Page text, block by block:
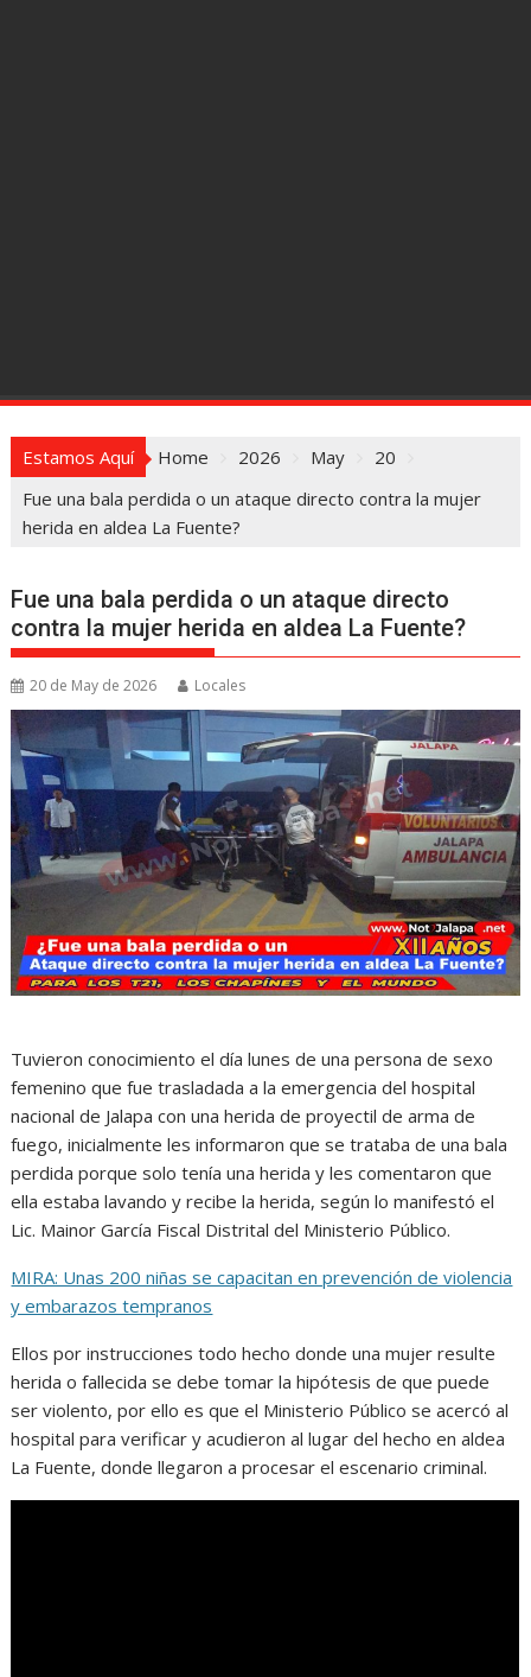
Estamos Aquí Home 2026 May
20
Fue una bala perdida o un ataque directo contra la mujer
herida en aldea La Fuente?
Fue una bala perdida o un ataque directo
contra la mujer herida en aldea La Fuente?
20 de May de 2026 Locales
Tuvieron conocimiento el día lunes de una persona de sexo
femenino que fue trasladada a la emergencia del hospital
nacional de Jalapa con una herida de proyectil de arma de
fuego, inicialmente les informaron que se trataba de una bala
perdida porque solo tenía una herida y les comentaron que
ella estaba lavando y recibe la herida, según lo manifestó el
Lic. Mainor García Fiscal Distrital del Ministerio Público.
MIRA: Unas 200 niñas se capacitan en prevención de violencia
y embarazos tempranos
Ellos por instrucciones todo hecho donde una mujer resulte
herida o fallecida se debe tomar la hipótesis de que puede
ser violento, por ello es que el Ministerio Público se acercó al
hospital para verificar y acudieron al lugar del hecho en aldea
La Fuente, donde llegaron a procesar el escenario criminal.